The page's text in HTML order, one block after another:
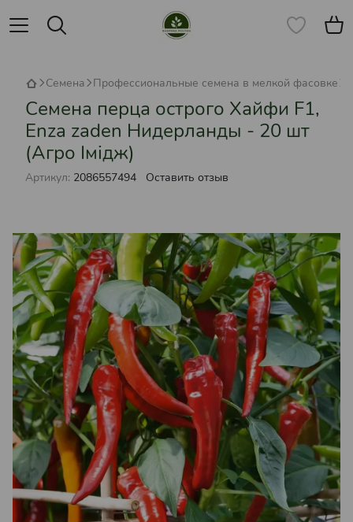
Семена Профессиональные семена в мелкой фасовке
Семена перца острого Хайфи F1,
Enza zaden Нидерланды - 20 шт
(Агро Імідж)
Артикул: 2086557494 Оставить отзыв